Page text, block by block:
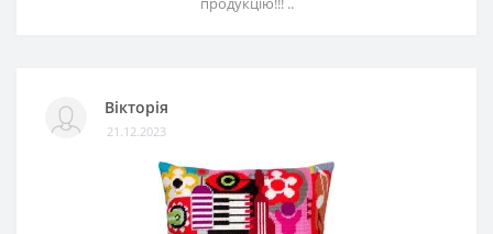
Вікторія
21.12.2023